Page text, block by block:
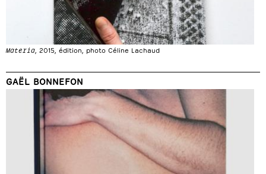
Materia , 2015, édition, photo Céline Lachaud
GAËL BONNEFON